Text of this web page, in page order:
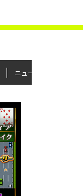
ニュース＆トピックス